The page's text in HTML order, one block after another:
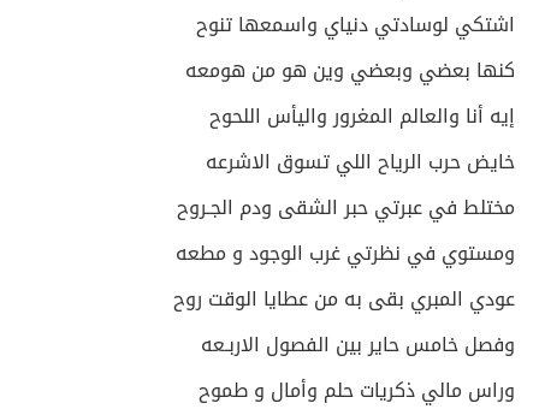
اشتكي لوسادتي دنياي واسمعها تنوح
كنها بعضي وبعضي وين هو من هومعه
إيه أنا والعالم المغرور واليأس اللحوح
خايض حرب الرياح اللي تسوق الاشرعه
مختلط في عبرتي حبر الشقى ودم الجـروح
ومستوي في نظرتي غرب الوجود و مطعه
عودي المبري بقى به من عطايا الوقت روح
وفصل خامس حاير بين الفصول الاربـعه
وراس مالي ذكريات حلم وأمال و طموح